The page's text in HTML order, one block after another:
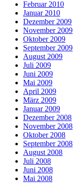
Februar 2010
Januar 2010
Dezember 2009
November 2009
Oktober 2009
September 2009
August 2009
Juli 2009
Juni 2009
Mai 2009
April 2009
März 2009
Januar 2009
Dezember 2008
November 2008
Oktober 2008
September 2008
August 2008
Juli 2008
Juni 2008
Mai 2008